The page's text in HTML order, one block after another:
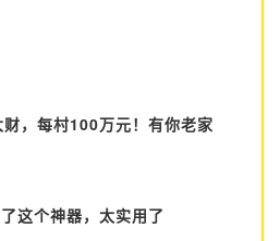
，每村100万元！有你老家
这个神器，太实用了